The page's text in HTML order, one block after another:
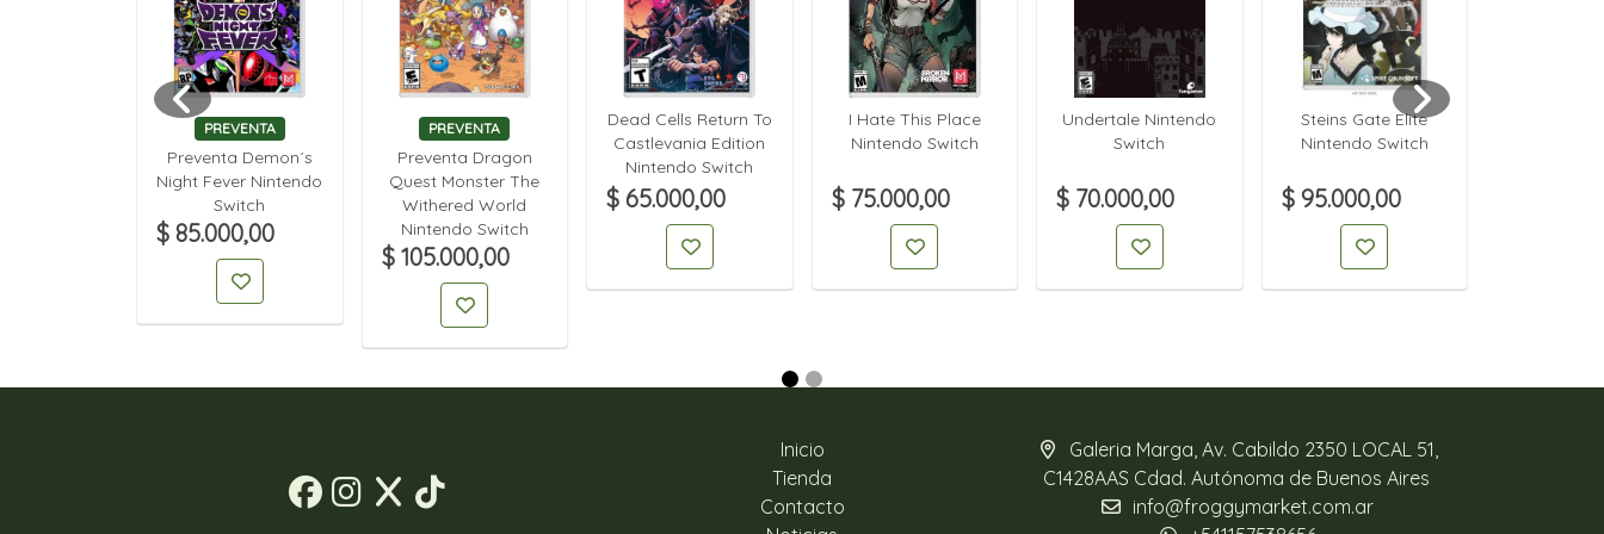
PREVENTA
Preventa Demon´s
Night Fever Nintendo
Switch
$ 85.000,00
PREVENTA
Preventa Dragon
Quest Monster The
Withered World
Nintendo Switch
$ 105.000,00
Dead Cells Return To
Castlevania Edition
Nintendo Switch
$ 65.000,00
I Hate This Place
Nintendo Switch
$ 75.000,00
Undertale Nintendo
Switch
$ 70.000,00
Steins Gate Elite
Nintendo Switch
$ 95.000,00
Inicio
Tienda
Contacto
Galeria Marga, Av. Cabildo 2350 LOCAL 51,
C1428AAS Cdad. Autónoma de Buenos Aires
info@froggymarket.com.ar